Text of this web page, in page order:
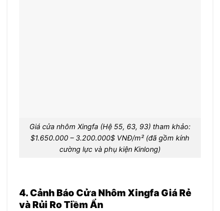
Giá cửa nhôm Xingfa (Hệ 55, 63, 93) tham khảo:
$1.650.000 – 3.200.000$ VNĐ/m² (đã gồm kính
cường lực và phụ kiện Kinlong)
4. Cảnh Báo Cửa Nhôm Xingfa Giá Rẻ
và Rủi Ro Tiềm Ẩn